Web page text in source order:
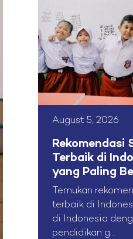
August 5, 2026
Rekomendasi
Terbaik di
yang Paling
Temukan
terbaik di
di Indonesia
pendidikan g...